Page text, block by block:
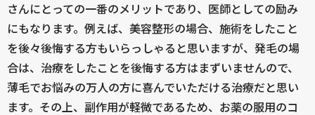
さんにとっての一番のメリットであり、医師としての励み
にもなります。例えば、美容整形の場合、施術をしたこと
を後々後悔する方もいらっしゃると思いますが、発毛の場
合は、治療をしたことを後悔する方はまずいませんので、
薄毛でお悩みの万人の方に喜んでいただける治療だと思い
ます。その上、副作用が軽微であるため、お薬の服用のコ